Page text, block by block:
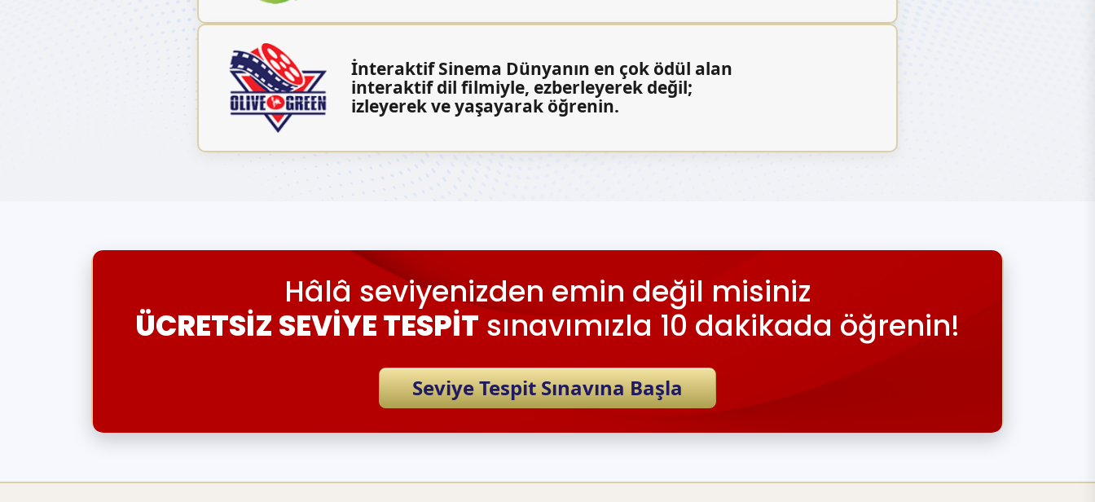
İnteraktif Sinema Dünyanın en çok ödül alan
interaktif dil filmiyle, ezberleyerek değil;
izleyerek ve yaşayarak öğrenin.
Hâlâ seviyenizden emin değil misiniz
ÜCRETSİZ SEVİYE TESPİT sınavımızla 10 dakikada öğrenin!
Seviye Tespit Sınavına Başla